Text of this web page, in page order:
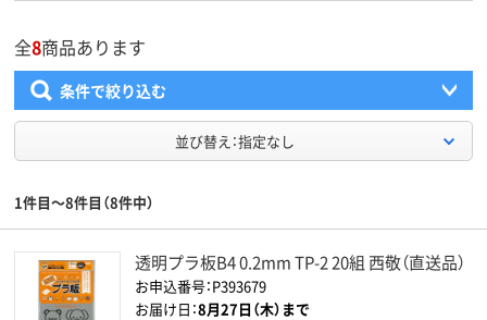
全8商品あります
条件で絞り込む
並び替え：指定なし
1件目～8件目（8件中）
透明プラ板B4 0.2mm TP-2 20組 西敬（直送品）
お申込番号：P393679
お届け日：8月27日（木）まで